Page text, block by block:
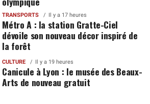
TRANSPORTS Il y a 17 heures
Métro A : la station Gratte-Ciel
dévoile son nouveau décor inspiré de
la forêt
CULTURE Il y a 19 heures
Canicule à Lyon : le musée des Beaux-
Arts de nouveau gratuit